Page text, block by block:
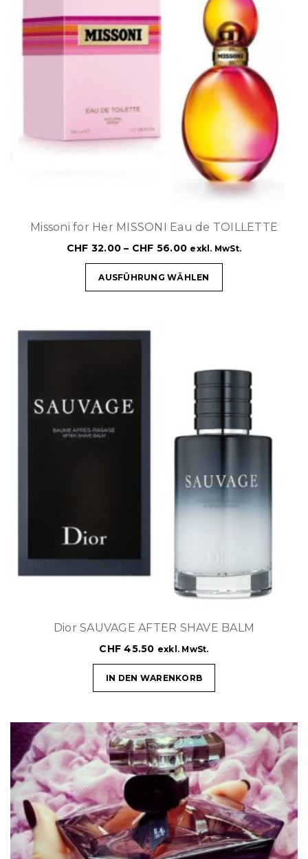
Missoni for Her MISSONI Eau de TOILLETTE
CHF 32.00 – CHF 56.00 exkl. MwSt.
AUSFÜHRUNG WÄHLEN
Dior SAUVAGE AFTER SHAVE BALM
CHF 45.50 exkl. MwSt.
IN DEN WARENKORB